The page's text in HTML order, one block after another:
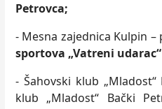
Petrovca;
- Mesna zajednica Kulpin –
sportova „Vatreni
- Šahovski klub „Mladost“
klub „Mladost“ Bački